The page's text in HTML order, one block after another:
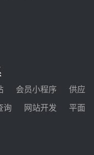
盐介质框架协议
研院中标重能新疆
目机组调试及性能
会员小程序
供应
询 网站开发
平面